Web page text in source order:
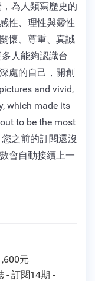
為人類寫歷史的
性、理性與靈性
懷、尊重、真誠
人能夠認識台
處的自己，開創
and vivid,
which made its
to be the most
之前的訂閱還沒
會自動接續上一
元
- 訂閱14期 -